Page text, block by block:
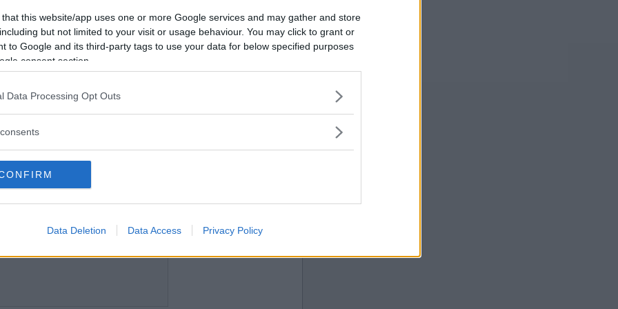
that this website/app uses one or more Google services and may gather and store
but not limited to your visit or usage behaviour. You may click to grant or
to Google and its third-party tags to use your data for below specified purposes
consent section.
Data Processing Opt Outs
Data Deletion Data Access Privacy Policy
Vill du bli
medlem?